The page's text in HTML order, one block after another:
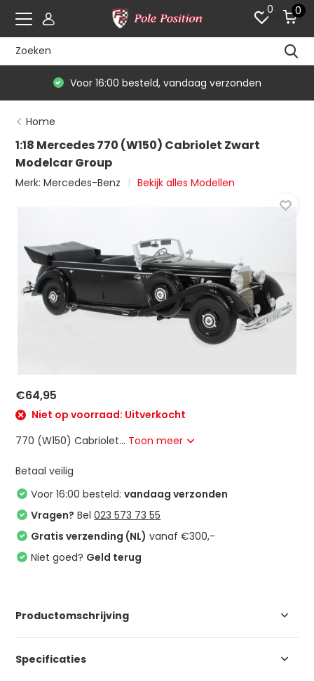
0 0
Voor 16:00 besteld, vandaag verzonden
Home
1:18 Mercedes 770 (W150) Cabriolet Zwart
Modelcar Group
Merk:Mercedes-Benz Bekijk alles Modellen
€64,95
Niet op voorraad: Uitverkocht
770 (W150) Cabriolet... Toon meer
Betaal veilig
Voor 16:00 besteld:vandaag verzonden
Vragen? Bel023 573 73 55
Gratis verzending (NL) vanaf €300,-
Niet goed? Geld terug
Productomschrijving
Specificaties